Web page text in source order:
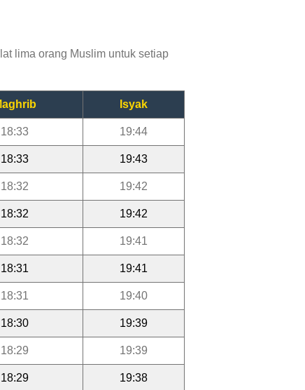
lima orang Muslim untuk setiap
Isyak
18:33 19:44
18:33 19:43
18:32 19:42
18:32 19:42
18:32 19:41
18:31 19:41
18:31 19:40
18:30 19:39
18:29 19:39
18:29 19:38